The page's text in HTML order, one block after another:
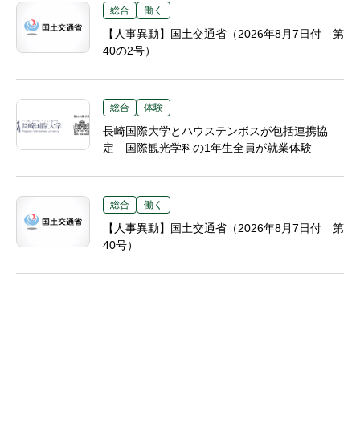
総合 働く
【人事異動】国土交通省（2026年8月7日付 第
40の2号）
総合 体験
長崎国際大学とハウステンボスが包括連携協
定 国際観光学科の1年生全員が就業体験
総合 働く
【人事異動】国土交通省（2026年8月7日付 第
40号）